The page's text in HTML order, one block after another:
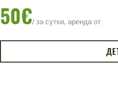
50€/ за сутки, аренда от